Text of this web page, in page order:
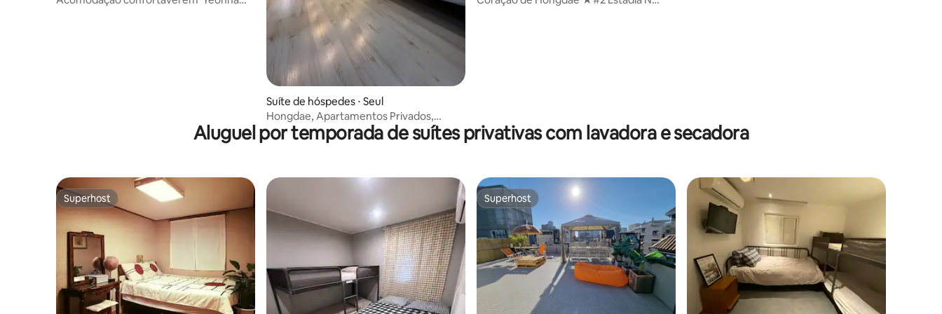
Suíte de hóspedes ⋅ Seul
Hongdae, Apartamentos Privados,
Terraço
Aluguel por temporada de suítes privativas com lavadora e secadora
Superhost
Superhost Superhost
Superhost